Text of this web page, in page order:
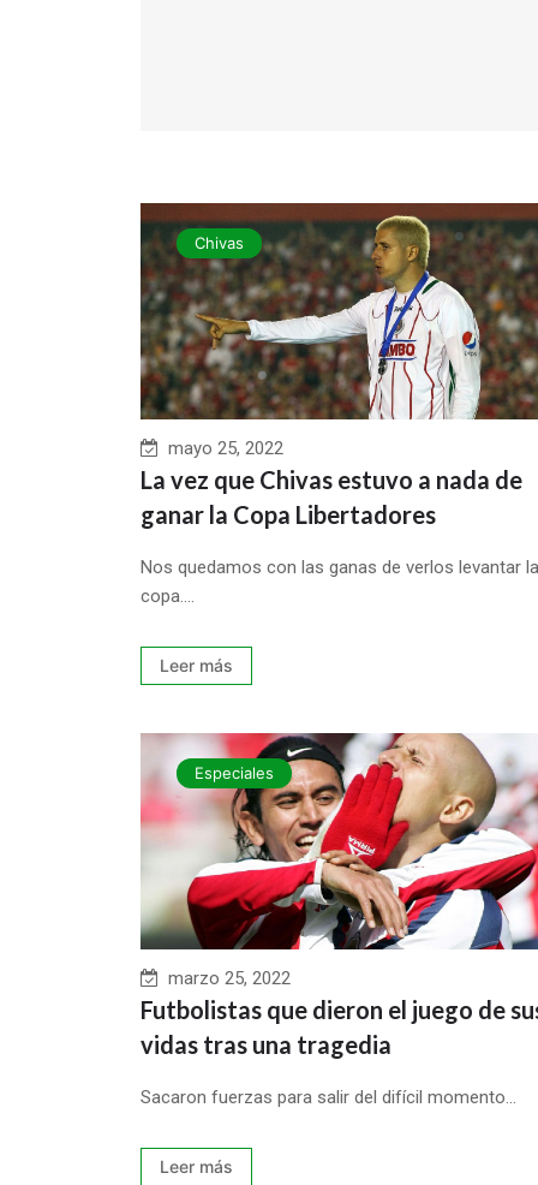
Chivas
mayo 25, 2022
La vez que Chivas estuvo a nada de
ganar la Copa Libertadores
Nos quedamos con las ganas de verlos levantar la
copa....
Leer más
Especiales
marzo 25, 2022
Futbolistas que dieron el juego de
vidas tras una tragedia
Sacaron fuerzas para salir del difícil momento...
Leer más